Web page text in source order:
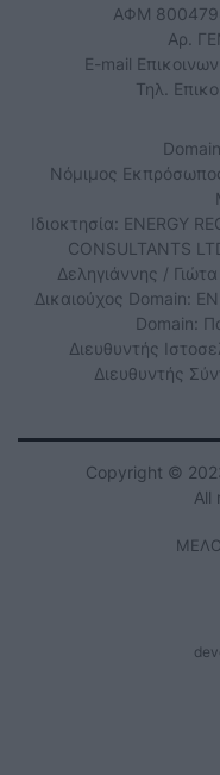
ΑΦΜ
Αρ.
E-mail
Τηλ.
Νόμιμος
Ιδιοκτησία: ENERGY
CONSULTANTS
Δεληγιάννης /
Δικαιούχος Domain:
Domain:
Διευθυντής
Διευθυντής
Copyright ©
All